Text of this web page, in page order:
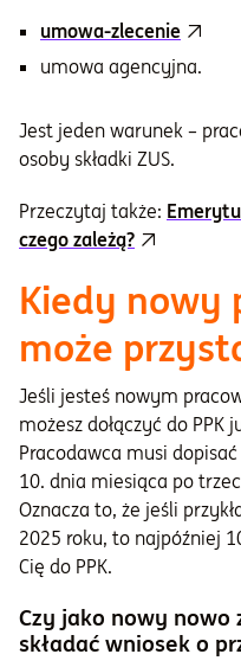
umowa-zlecenie
umowa agencyjna.
Jest jeden warunek –
osoby składki ZUS.
Przeczytaj także:
czego zależą?
Kiedy nowy
może
Jeśli jesteś nowym
możesz dołączyć do PPK
Pracodawca musi
10. dnia miesiąca po
Oznacza to, że jeśli
2025 roku, to najpóźniej
Cię do PPK.
Czy jako nowy nowo
składać wniosek o